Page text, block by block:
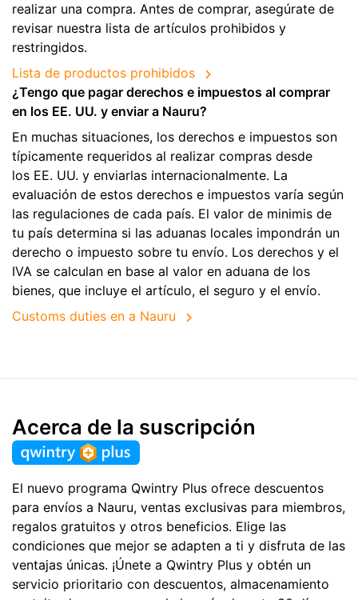
realizar una compra. Antes de comprar, asegúrate de
revisar nuestra lista de artículos prohibidos y
restringidos.
Lista de productos prohibidos
¿Tengo que pagar derechos e impuestos al comprar
en los EE. UU. y enviar a Nauru?
En muchas situaciones, los derechos e impuestos son
típicamente requeridos al realizar compras desde
los EE. UU. y enviarlas internacionalmente. La
evaluación de estos derechos e impuestos varía según
las regulaciones de cada país. El valor de minimis de
tu país determina si las aduanas locales impondrán un
derecho o impuesto sobre tu envío. Los derechos y el
IVA se calculan en base al valor en aduana de los
bienes, que incluye el artículo, el seguro y el envío.
Customs duties en a Nauru
Acerca de la suscripción
El nuevo programa Qwintry Plus ofrece descuentos
para envíos a Nauru, ventas exclusivas para miembros,
regalos gratuitos y otros beneficios. Elige las
condiciones que mejor se adapten a ti y disfruta de las
ventajas únicas. ¡Únete a Qwintry Plus y obtén un
servicio prioritario con descuentos, almacenamiento